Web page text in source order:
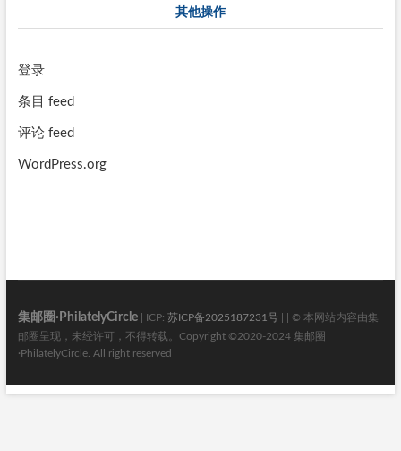
其他操作
登录
条目 feed
评论 feed
WordPress.org
集邮圈·PhilatelyCircle| ICP: 苏ICP备2025187231号| | © 本网站内容由集
邮圈呈现，未经许可，不得转载。Copyright ©2020-2024 集邮圈
·PhilatelyCircle. All right reserved